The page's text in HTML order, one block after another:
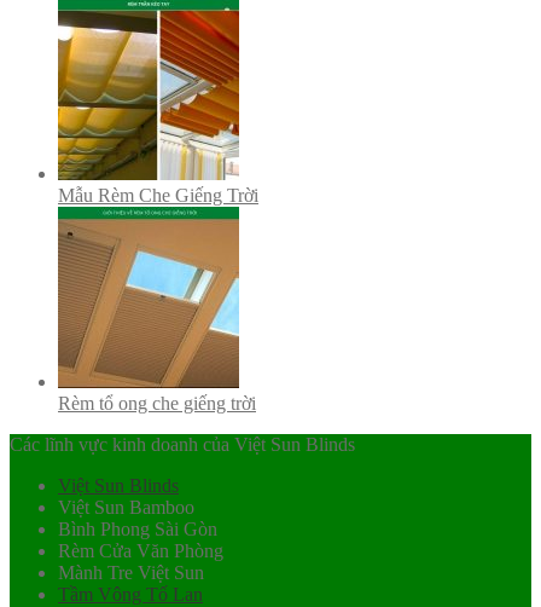
Mẫu Rèm Che Giếng Trời
Rèm tổ ong che giếng trời
Các lĩnh vực kinh doanh của Việt Sun Blinds
Việt Sun Blinds
Việt Sun Bamboo
Bình Phong Sài Gòn
Rèm Cửa Văn Phòng
Mành Tre Việt Sun
Tầm Vông Tố Lan